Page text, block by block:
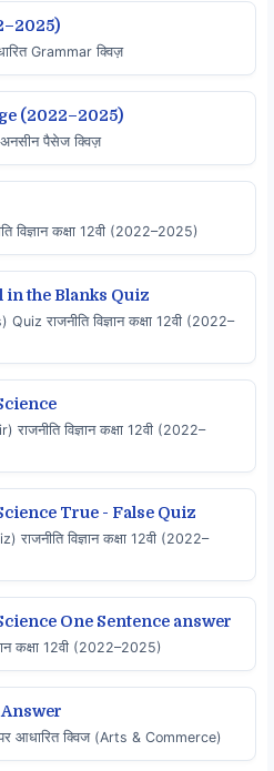
Grammar क्विज़
(2022–2025)
अनसीन पैसेज क्विज़
विज्ञान कक्षा 12वी (2022–2025)
in the Blanks Quiz
राजनीति विज्ञान कक्षा 12वी (2022–
विज्ञान कक्षा 12वी (2022–
True - False Quiz
विज्ञान कक्षा 12वी (2022–
One Sentence answer
कक्षा 12वी (2022–2025)
आधारित क्विज (Arts & Commerce)